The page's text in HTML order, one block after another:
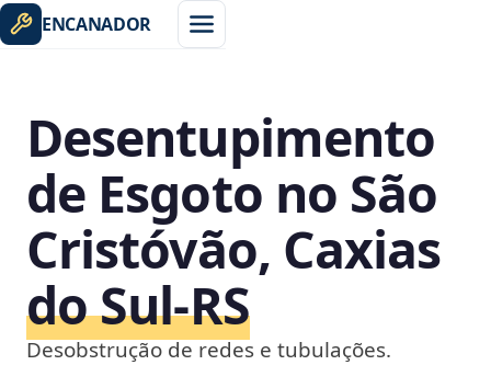
ENCANADOR
Desentupimento
de Esgoto no São
Cristóvão, Caxias
do Sul‑RS
Desobstrução de redes e tubulações.